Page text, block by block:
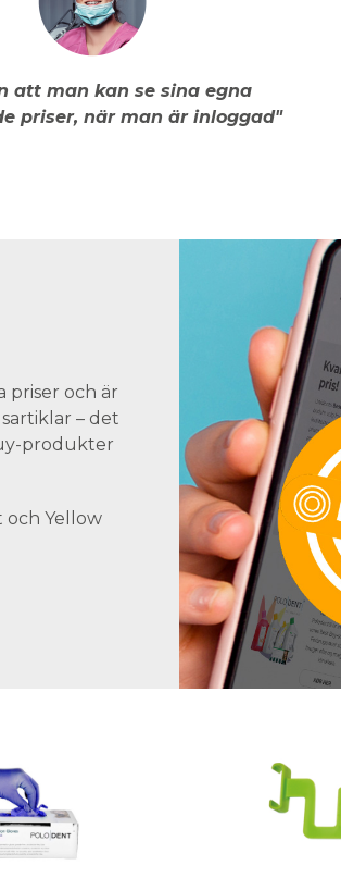
att man kan se sina egna
priser, när man är inloggad"
priser och är
– det
produkter
och Yellow